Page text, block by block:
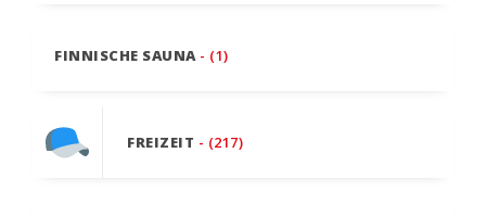
FINNISCHE SAUNA - (1)
FREIZEIT - (217)